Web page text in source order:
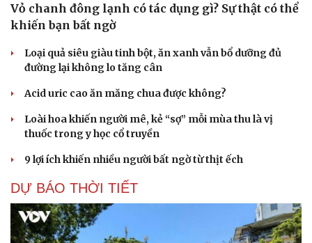
Vỏ chanh đông lạnh có tác dụng gì? Sự thật có thể
khiến bạn bất ngờ
Loại quả siêu giàu tinh bột, ăn xanh vẫn bổ dưỡng đủ
đường lại không lo tăng cân
Acid uric cao ăn măng chua được không?
Loài hoa khiến người mê, kẻ “sợ” mỗi mùa thu là vị
thuốc trong y học cổ truyền
9 lợi ích khiến nhiều người bất ngờ từ thịt ếch
DỰ BÁO THỜI TIẾT